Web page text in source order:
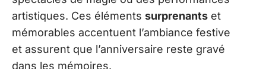
artistiques. Ces éléments surprenants et
mémorables accentuent l’ambiance festive
et assurent que l’anniversaire reste gravé
dans les mémoires.